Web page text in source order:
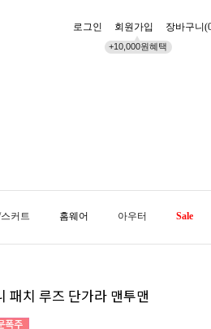
로그인 회원가입
+10,000원혜택
장바구니(
커트 홈웨어 아우터 Sale
패치 루즈 단가라 맨투맨